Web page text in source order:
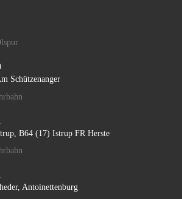
Schützenanger
B64 (17) Istrup FR Herste
Antoinettenburg